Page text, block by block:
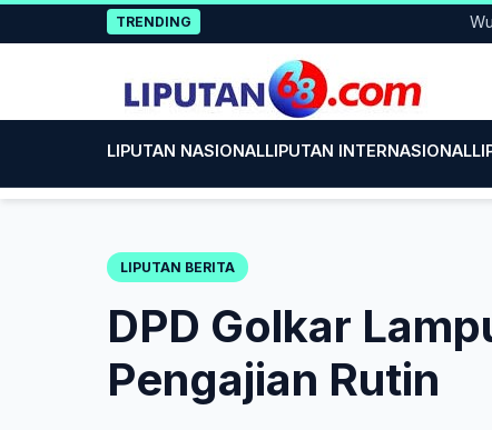
to
TRENDING Wujud
LIPUTAN NASIONALLIPUTAN INTERNASIONAL
LIPUTAN BERITA
DPD Golkar
Pengajian Rutin